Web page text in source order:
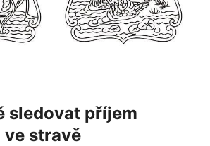
sledovat příjem
stravě